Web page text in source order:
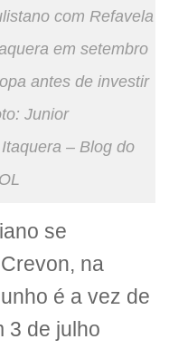
com Refavela
em setembro
antes de investir
Junior
– Blog do
se
na
é a vez de
3 de julho